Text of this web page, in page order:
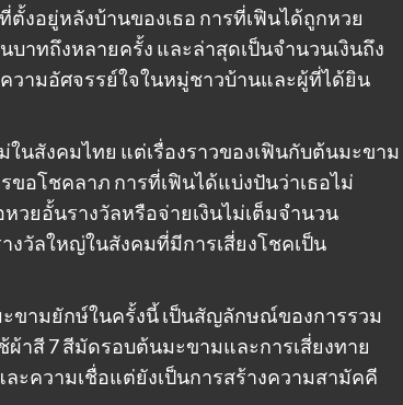
งอยู่หลังบ้านของเธอ การที่เฟินได้ถูกหวย
าทถึงหลายครั้ง และล่าสุดเป็นจำนวนเงินถึง
วามอัศจรรย์ใจในหมู่ชาวบ้านและผู้ที่ได้ยิน
นสังคมไทย แต่เรื่องราวของเฟินกับต้นมะขาม
อโชคลาภ การที่เฟินได้แบ่งปันว่าเธอไม่
หวยอั้นรางวัลหรือจ่ายเงินไม่เต็มจำนวน
งวัลใหญ่ในสังคมที่มีการเสี่ยงโชคเป็น
ขามยักษ์ในครั้งนี้ เป็นสัญลักษณ์ของการรวม
าสี 7 สีมัดรอบต้นมะขามและการเสี่ยงทาย
ะความเชื่อแต่ยังเป็นการสร้างความสามัคคี